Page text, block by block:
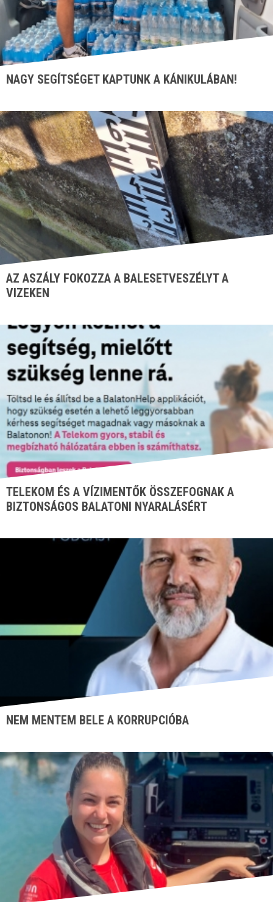
NAGY SEGÍTSÉGET KAPTUNK A KÁNIKULÁBAN!
AZ ASZÁLY FOKOZZA A BALESETVESZÉLYT A
VIZEKEN
TELEKOM ÉS A VÍZIMENTŐK ÖSSZEFOGNAK A
BIZTONSÁGOS BALATONI NYARALÁSÉRT
NEM MENTEM BELE A KORRUPCIÓBA